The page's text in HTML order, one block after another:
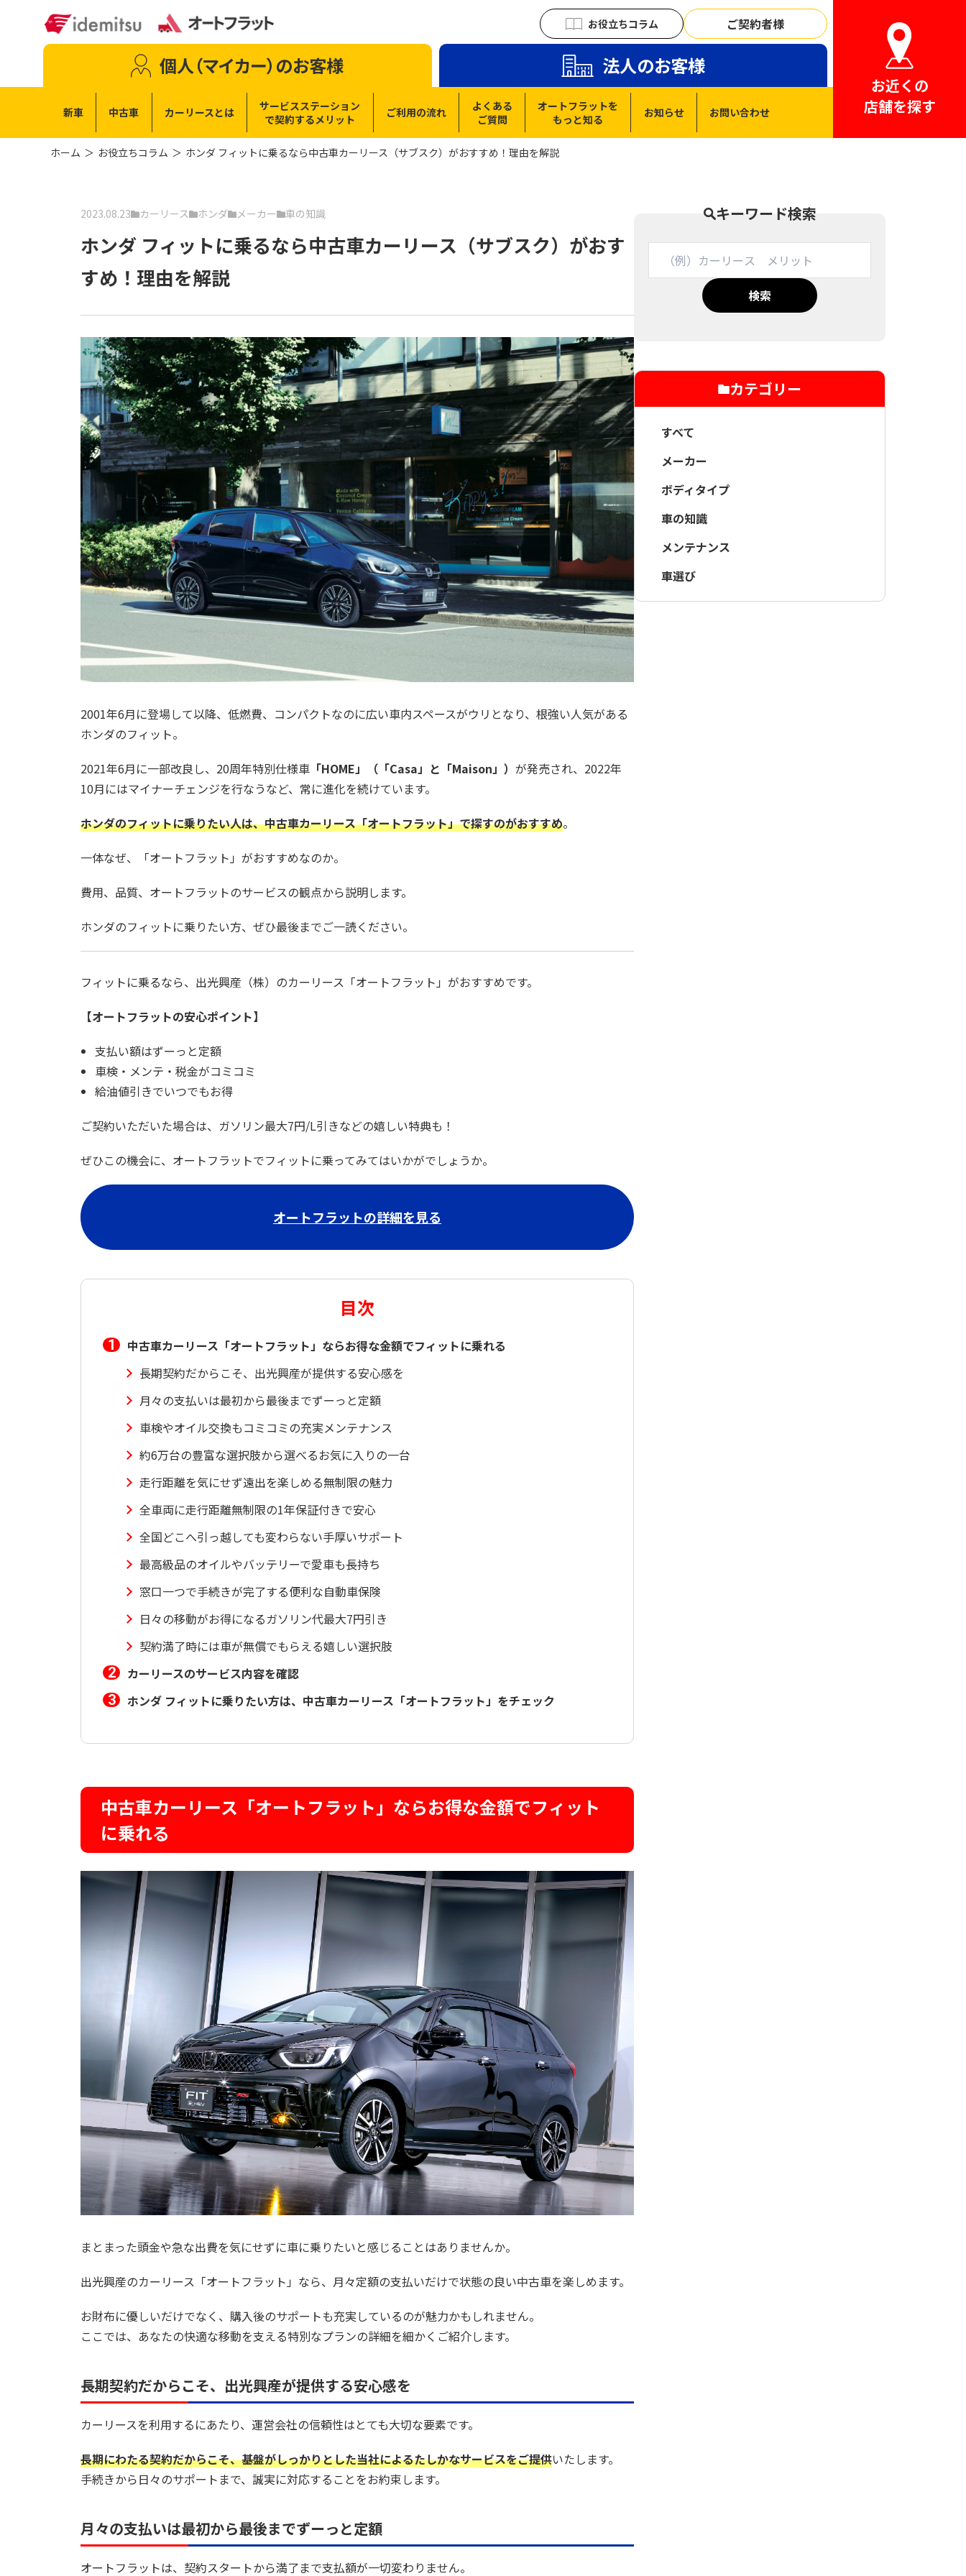
お役立ちコラム ご契約者様
個人（マイカー） のお客様 法人のお客様
新車 中古車 カーリースとは
サービスステーション
で契約するメリット ご利用の流れ
よくある
ご質問
オートフラットを
もっと知る
お知らせ お問い合わせ
お近くの
店舗を探す
ホーム お役立ちコラム ホンダ フィットに乗るなら中古車カーリース（サブスク）がおすすめ！理由を解説
2023.08.23 カーリース ホンダ メーカー 車の知識
ホンダ フィットに乗るなら中古車カーリース（サブスク）がおす
すめ！理由を解説
2001年6月に登場して以降、低燃費、コンパクトなのに広い車内スペースがウリとなり、根強い人気がある
ホンダのフィット。
2021年6月に一部改良し、20周年特別仕様車 「HOME」（「Casa」と「Maison」） が発売され、2022年
10月にはマイナーチェンジを行なうなど、常に進化を続けています。
ホンダのフィットに乗りたい人は、中古車カーリース「オートフラット」で探すのがおすすめ。
一体なぜ、「オートフラット」がおすすめなのか。
費用、品質、オートフラットのサービスの観点から説明します。
ホンダのフィットに乗りたい方、ぜひ最後までご一読ください。
フィットに乗るなら、出光興産（株）のカーリース「オートフラット」がおすすめです。
【オートフラットの安心ポイント】
支払い額はずーっと定額
車検・メンテ・税金がコミコミ
給油値引きでいつでもお得
ご契約いただいた場合は、ガソリン最大7円/L引きなどの嬉しい特典も！
ぜひこの機会に、オートフラットでフィットに乗ってみてはいかがでしょうか。
オートフラットの詳細を見る
目次
中古車カーリース「オートフラット」ならお得な金額でフィットに乗れる
長期契約だからこそ、出光興産が提供する安心感を
月々の支払いは最初から最後までずーっと定額
車検やオイル交換もコミコミの充実メンテナンス
約6万台の豊富な選択肢から選べるお気に入りの一台
走行距離を気にせず遠出を楽しめる無制限の魅力
全車両に走行距離無制限の1年保証付きで安心
全国どこへ引っ越しても変わらない手厚いサポート
最高級品のオイルやバッテリーで愛車も長持ち
窓口一つで手続きが完了する便利な自動車保険
日々の移動がお得になるガソリン代最大7円引き
契約満了時には車が無償でもらえる嬉しい選択肢
カーリースのサービス内容を確認
ホンダ フィットに乗りたい方は、中古車カーリース「オートフラット」をチェック
中古車カーリース「オートフラット」ならお得な金額でフィット
に乗れる
まとまった頭金や急な出費を気にせずに車に乗りたいと感じることはありませんか。
出光興産のカーリース「オートフラット」なら、月々定額の支払いだけで状態の良い中古車を楽しめます。
お財布に優しいだけでなく、購入後のサポートも充実しているのが魅力かもしれません。
ここでは、あなたの快適な移動を支える特別なプランの詳細を細かくご紹介します。
長期契約だからこそ、出光興産が提供する安心感を
カーリースを利用するにあたり、運営会社の信頼性はとても大切な要素です。
長期にわたる契約だからこそ、基盤がしっかりとした当社によるたしかなサービスをご提供いたします。
手続きから日々のサポートまで、誠実に対応することをお約束します。
月々の支払いは最初から最後までずーっと定額
オートフラットは、契約スタートから満了まで支払額が一切変わりません。
キーワード検索
検索
カテゴリー
すべて
メーカー
ボディタイプ
車の知識
メンテナンス
車選び